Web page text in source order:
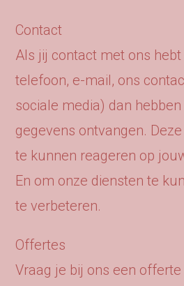
Contact
Als jij contact met ons
telefoon, e-mail, ons
sociale media) dan
gegevens ontvangen.
te kunnen reageren op
En om onze diensten te
te verbeteren.
Offertes
Vraag je bij ons een offerte